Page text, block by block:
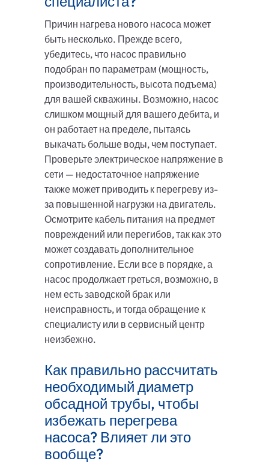
Причин нагрева нового насоса может
быть несколько. Прежде всего,
убедитесь, что насос правильно
подобран по параметрам (мощность,
производительность, высота подъема)
для вашей скважины. Возможно, насос
слишком мощный для вашего дебита, и
он работает на пределе, пытаясь
выкачать больше воды, чем поступает.
Проверьте электрическое напряжение в
сети — недостаточное напряжение
также может приводить к перегреву из-
за повышенной нагрузки на двигатель.
Осмотрите кабель питания на предмет
повреждений или перегибов, так как это
может создавать дополнительное
сопротивление. Если все в порядке, а
насос продолжает греться, возможно, в
нем есть заводской брак или
неисправность, и тогда обращение к
специалисту или в сервисный центр
неизбежно.
Как правильно рассчитать
необходимый диаметр
обсадной трубы, чтобы
избежать перегрева
насоса? Влияет ли это
вообще?